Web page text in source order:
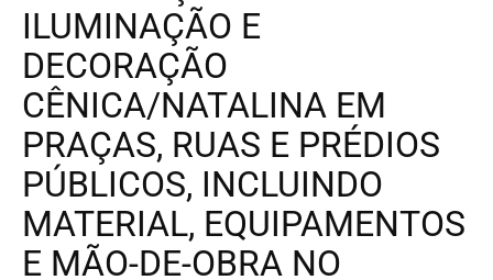
ILUMINAÇÃO E
DECORAÇÃO
CÊNICA/NATALINA EM
PRAÇAS, RUAS E PRÉDIOS
PÚBLICOS, INCLUINDO
MATERIAL, EQUIPAMENTOS
E MÃO-DE-OBRA NO